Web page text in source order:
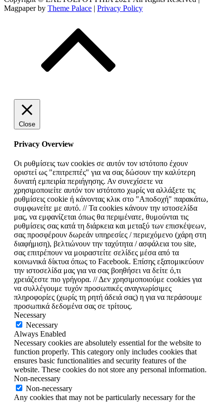
Magpaper by Theme Palace | Privacy Policy
Close
Privacy Overview
Οι ρυθμίσεις των cookies σε αυτόν τον ιστότοπο έχουν
οριστεί ως "επιτρεπτές" για να σας δώσουν την καλύτερη
δυνατή εμπειρία περιήγησης. Αν συνεχίσετε να
χρησιμοποιείτε αυτόν τον ιστότοπο χωρίς να αλλάξετε τις
ρυθμίσεις cookie ή κάνοντας κλικ στο "Αποδοχή" παρακάτω,
συμφωνείτε με αυτό. // Τα cookies κάνουν την ιστοσελίδα
μας, να εμφανίζεται όπως θα περιμένατε, θυμούνται τις
ρυθμίσεις σας κατά τη διάρκεια και μεταξύ των επισκέψεων,
σας προσφέρουν δωρεάν υπηρεσίες / περιεχόμενο (χάρη στη
διαφήμιση), βελτιώνουν την ταχύτητα / ασφάλεια του site,
σας επιτρέπουν να μοιραστείτε σελίδες μέσα από τα
κοινωνικά δίκτυα όπως το Facebook. Επίσης εξατομικεύουν
την ιστοσελίδα μας για να σας βοηθήσει να δείτε ό,τι
χρειάζεστε πιο γρήγορα. // Δεν χρησιμοποιούμε cookies για
να συλλέγουμε τυχόν προσωπικές αναγνωρίσιμες
πληροφορίες (χωρίς τη ρητή άδειά σας) η για να περάσουμε
προσωπικά δεδομένα σας σε τρίτους.
Necessary
Necessary
Always Enabled
Necessary cookies are absolutely essential for the website to
function properly. This category only includes cookies that
ensures basic functionalities and security features of the
website. These cookies do not store any personal information.
Non-necessary
Non-necessary
Any cookies that may not be particularly necessary for the